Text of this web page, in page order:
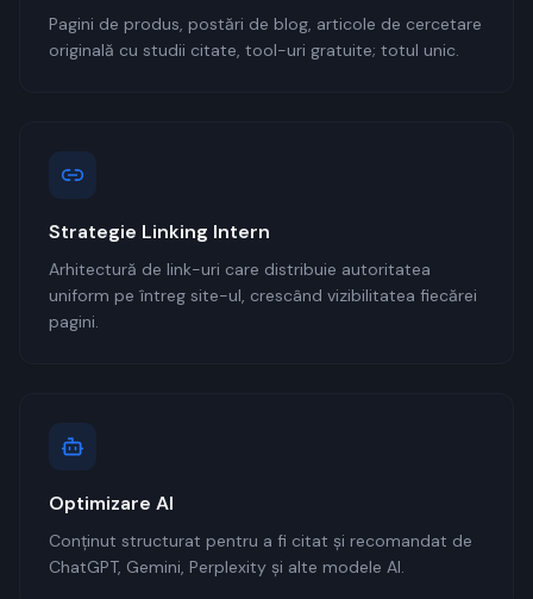
Pagini de produs, postări de blog, articole de cercetare
originală cu studii citate, tool-uri gratuite; totul unic.
Strategie Linking Intern
Arhitectură de link-uri care distribuie autoritatea
uniform pe întreg site-ul, crescând vizibilitatea fiecărei
pagini.
Optimizare AI
Conținut structurat pentru a fi citat și recomandat de
ChatGPT, Gemini, Perplexity și alte modele AI.